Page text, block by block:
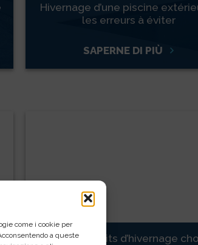
come i cookie per
a queste
Hivernage d’une piscine
les erreurs à éviter
SAPERNE DI PIÙ
Quels produits d’hivernage